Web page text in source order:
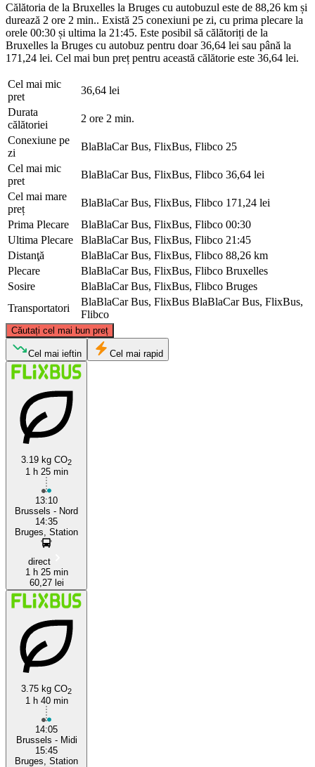
Călătoria de la Bruxelles la Bruges cu autobuzul este de 88,26 km și
durează 2 ore 2 min.. Există 25 conexiuni pe zi, cu prima plecare la
orele 00:30 și ultima la 21:45. Este posibil să călătoriți de la
Bruxelles la Bruges cu autobuz pentru doar 36,64 lei sau până la
171,24 lei. Cel mai bun preț pentru această călătorie este 36,64 lei.
Cel mai mic
pret
36,64 lei
Durata
călătoriei
2 ore 2 min.
Conexiune pe
zi
BlaBlaCar Bus, FlixBus, Flibco 25
Cel mai mic
pret
BlaBlaCar Bus, FlixBus, Flibco 36,64 lei
Cel mai mare
preț
BlaBlaCar Bus, FlixBus, Flibco 171,24 lei
Prima Plecare
BlaBlaCar Bus, FlixBus, Flibco 00:30
Ultima Plecare
BlaBlaCar Bus, FlixBus, Flibco 21:45
Distanţă
BlaBlaCar Bus, FlixBus, Flibco 88,26 km
Plecare
BlaBlaCar Bus, FlixBus, Flibco Bruxelles
Sosire
BlaBlaCar Bus, FlixBus, Flibco Bruges
Transportatori
BlaBlaCar Bus, FlixBus BlaBlaCar Bus, FlixBus,
Flibco
Căutați cel mai bun preț
Bruges
Cel mai ieftin Cel mai rapid
3.19 kg CO2
1 h 25 min
13:10
Brussels - Nord
14:35
Bruges, Station
direct
1 h 25 min
60,27 lei
3.75 kg CO2
1 h 40 min
14:05
Brussels - Midi
15:45
Bruges, Station